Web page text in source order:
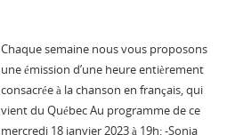
Chaque semaine nous vous proposons
une émission d’une heure entièrement
consacrée à la chanson en français, qui
vient du Québec Au programme de ce
mercredi 18 janvier 2023 à 19h: -Sonia